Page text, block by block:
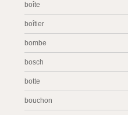
boîte
boîtier
bombe
bosch
botte
bouchon